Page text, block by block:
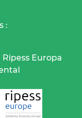
:
Europa